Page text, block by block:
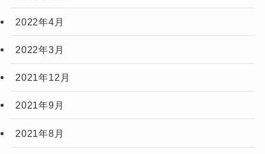
2022年4月
2022年3月
2021年12月
2021年9月
2021年8月